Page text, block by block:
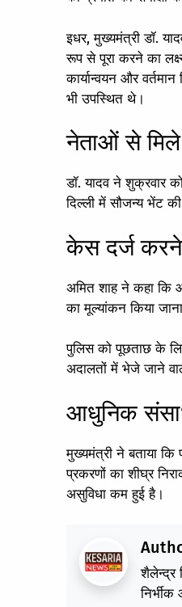
इधर, मुख्यमंत्री डॉ.
रूप से पूरा करने का
कार्यान्वयन और
भी उपस्थित थे।
नेताओं से
डॉ. यादव ने शुक्रवार
दिल्ली में सौजन्य भेंट
केस दर्ज
अमित शाह ने कहा कि
का मूल्यांकन किया
पुलिस को पूछताछ के
अदालतों में भेजे जाने
आधुनिक
मुख्यमंत्री ने बताया
प्रकरणों का शीघ्र
असुविधा कम हुई है।
शैलेन्द्र